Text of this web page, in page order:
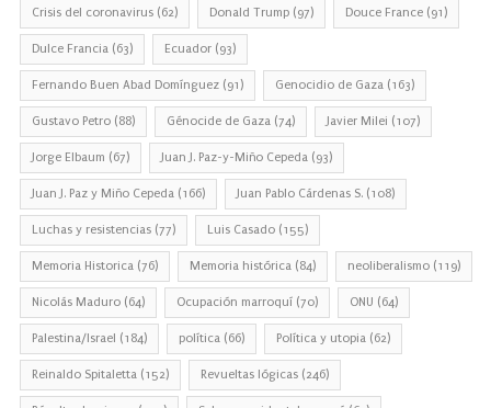
Crisis del coronavirus (62) Donald Trump (97) Douce France (91)
Dulce Francia (63) Ecuador (93)
Fernando Buen Abad Domínguez (91) Genocidio de Gaza (163)
Gustavo Petro (88) Génocide de Gaza (74) Javier Milei (107)
Jorge Elbaum (67) Juan J. Paz-y-Miño Cepeda (93)
Juan J. Paz y Miño Cepeda (166) Juan Pablo Cárdenas S. (108)
Luchas y resistencias (77) Luis Casado (155)
Memoria Historica (76) Memoria histórica (84) neoliberalismo (119)
Nicolás Maduro (64) Ocupación marroquí (70) ONU (64)
Palestina/Israel (184) política (66) Política y utopia (62)
Reinaldo Spitaletta (152) Revueltas lógicas (246)